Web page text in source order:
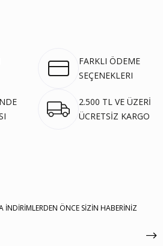
FARKLI ÖDEME
SEÇENEKLERI
2.500 TL VE ÜZERİ
ÜCRETSİZ KARGO
İNDİRİMLERDEN ÖNCE SİZİN HABERİNİZ